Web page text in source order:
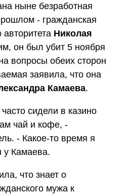
ныне безработная
- гражданская
Николая
он был убит 5 ноября
вопросы обеих сторон
заявила, что она
Камаева.
сидели в казино
чай и кофе, -
- Какое-то время я
у Камаева.
что знает о
мужа к